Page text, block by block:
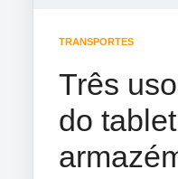
TRANSPORTES
Três
do